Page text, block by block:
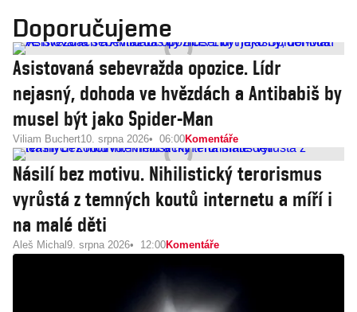
Doporučujeme
Asistovaná sebevražda opozice. Lídr
nejasný, dohoda ve hvězdách a Antibabiš by
musel být jako Spider-Man
Viliam Buchert10. srpna 2026 06:00Komentáře
Násilí bez motivu. Nihilistický terorismus
vyrůstá z temných koutů internetu a míří i
na malé děti
Aleš Michal 9. srpna 2026 12:00Komentáře